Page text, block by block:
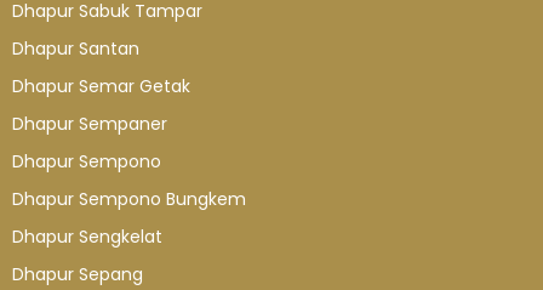
Dhapur Sabuk Tampar
Dhapur Santan
Dhapur Semar Getak
Dhapur Sempaner
Dhapur Sempono
Dhapur Sempono Bungkem
Dhapur Sengkelat
Dhapur Sepang